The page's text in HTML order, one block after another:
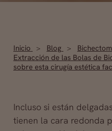
Inicio Blog
Extracción de las Bolas de
sobre esta cirugía estética
Incluso si están
tienen la cara redonda